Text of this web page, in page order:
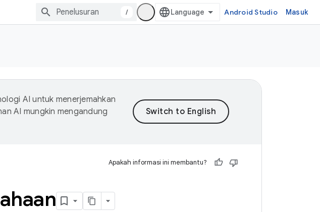
/ Android Studio Masuk
AI untuk menerjemahkan
AI mungkin mengandung
Apakah informasi ini membantu?